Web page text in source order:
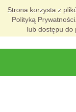
Strona korzysta z
Polityką
lub dostępu do